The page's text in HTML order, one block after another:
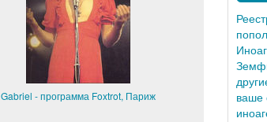
Gabriel - программа Foxtrot, Париж
ваше